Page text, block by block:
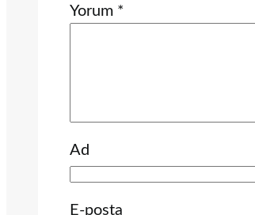
Yorum *
Ad
E-posta